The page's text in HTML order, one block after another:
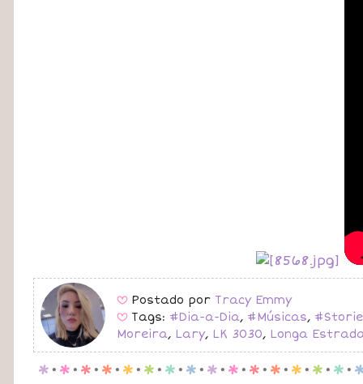
B Postado por Tracy Emmy
B Tags: #Dia-a-Dia, #Músicas,
Moreira, Lary, LK 3030, Longa
p . p . p . p . p . p . p . p . p . p . p . p . p . p . p .